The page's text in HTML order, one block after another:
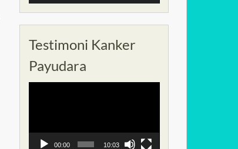
Testimoni Kanker
Payudara
00:00 10:03